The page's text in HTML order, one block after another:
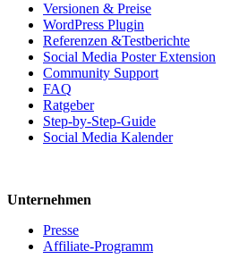
Versionen & Preise
WordPress Plugin
Referenzen &Testberichte
Social Media Poster Extension
Community Support
FAQ
Ratgeber
Step-by-Step-Guide
Social Media Kalender
Unternehmen
Presse
Affiliate-Programm